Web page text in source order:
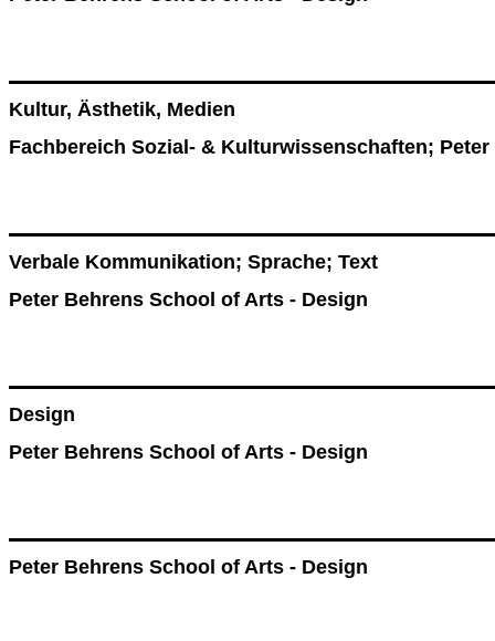
Kultur, Ästhetik, Medien
Fachbereich Sozial- & Kulturwissenschaften;
Verbale Kommunikation; Sprache; Text
Peter Behrens School of Arts - Design
Design
Peter Behrens School of Arts - Design
Peter Behrens School of Arts - Design